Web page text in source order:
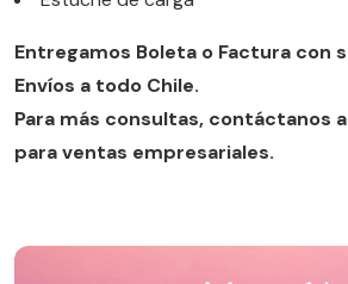
Entregamos Boleta o Factura con
Envíos a todo Chile.
Para más consultas, contáctanos
para ventas empresariales.